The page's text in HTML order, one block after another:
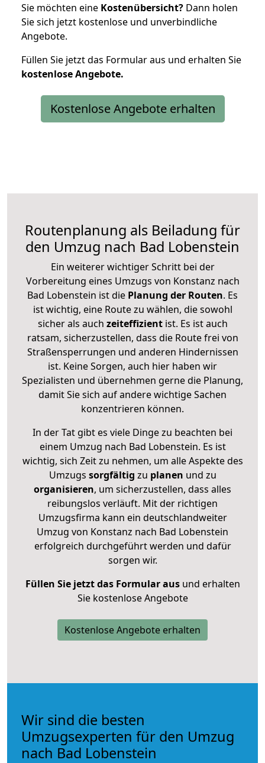
Sie möchten eine Kostenübersicht? Dann holen
Sie sich jetzt kostenlose und unverbindliche
Angebote.
Füllen Sie jetzt das Formular aus und erhalten Sie
kostenloseAngebote.
Kostenlose Angebote erhalten
Routenplanung als Beiladung für
den Umzug nach Bad Lobenstein
Ein weiterer wichtiger Schritt bei der
Vorbereitung eines Umzugs von Konstanz nach
Bad Lobenstein ist die Planung der Routen. Es
ist wichtig, eine Route zu wählen, die sowohl
sicher als auch zeiteffizientist. Es ist auch
ratsam, sicherzustellen, dass die Route frei von
Straßensperrungen und anderen Hindernissen
ist. Keine Sorgen, auch hier haben wir
Spezialisten und übernehmen gerne die Planung,
damit Sie sich auf andere wichtige Sachen
konzentrieren können.
In der Tat gibt es viele Dinge zu beachten bei
einem Umzug nach Bad Lobenstein. Es ist
wichtig, sich Zeit zu nehmen, um alle Aspekte des
Umzugs sorgfältig zu planen und zu
organisieren, um sicherzustellen, dass alles
reibungslos verläuft. Mit der richtigen
Umzugsfirma kann ein deutschlandweiter
Umzug von Konstanz nach Bad Lobenstein
erfolgreich durchgeführt werden und dafür
sorgen wir.
Füllen Sie jetzt das Formular ausund erhalten
Sie kostenlose Angebote
Kostenlose Angebote erhalten
Wir sind die besten
Umzugsexperten für den Umzug
nach Bad Lobenstein